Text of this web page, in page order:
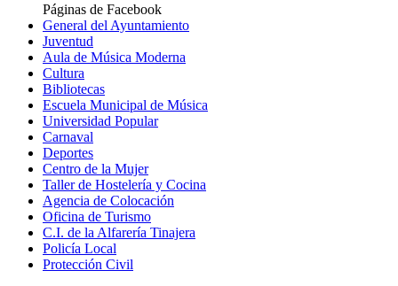
Páginas de Facebook
General del Ayuntamiento
Juventud
Aula de Música Moderna
Cultura
Bibliotecas
Escuela Municipal de Música
Universidad Popular
Carnaval
Deportes
Centro de la Mujer
Taller de Hostelería y Cocina
Agencia de Colocación
Oficina de Turismo
C.I. de la Alfarería Tinajera
Policía Local
Protección Civil